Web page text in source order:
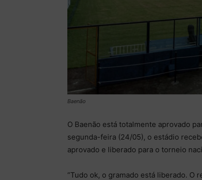
Baenão
O Baenão está totalmente aprovado
segunda-feira (24/05), o estádio
aprovado e liberado para o torneio
“Tudo ok, o gramado está liberado. O